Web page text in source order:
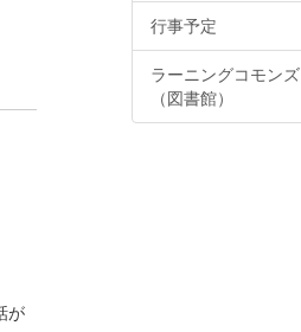
が
行事予定
ラーニングコモンズ
（図書館）